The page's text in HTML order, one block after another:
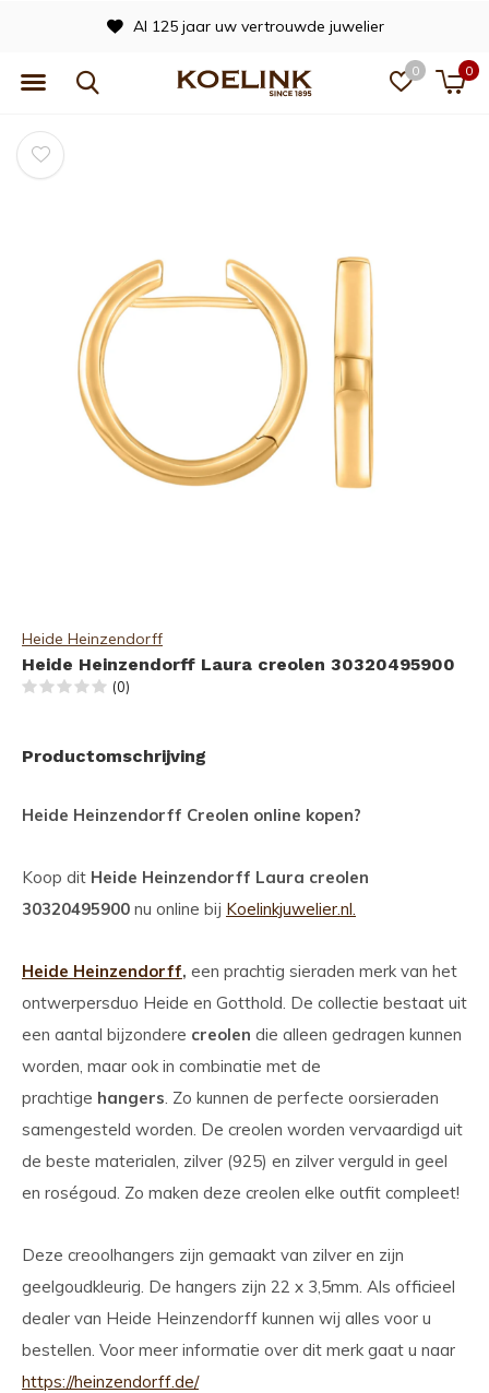
0 0
Al 125 jaar uw vertrouwde juwelier
Heide Heinzendorff
Heide Heinzendorff Laura creolen 30320495900
(0)
Productomschrijving
Heide Heinzendorff Creolen online kopen?
Koop dit Heide Heinzendorff Laura creolen
30320495900 nu online bij Koelinkjuwelier.nl.
Heide Heinzendorff, een prachtig sieraden merk van het
ontwerpersduo Heide en Gotthold. De collectie bestaat uit
een aantal bijzondere creolen die alleen gedragen kunnen
worden, maar ook in combinatie met de
prachtige hangers. Zo kunnen de perfecte oorsieraden
samengesteld worden. De creolen worden vervaardigd uit
de beste materialen, zilver (925) en zilver verguld in geel
en roségoud. Zo maken deze creolen elke outfit compleet!
Deze creoolhangers zijn gemaakt van zilver en zijn
geelgoudkleurig. De hangers zijn 22 x 3,5mm. Als officieel
dealer van Heide Heinzendorff kunnen wij alles voor u
bestellen. Voor meer informatie over dit merk gaat u naar
https://heinzendorff.de/